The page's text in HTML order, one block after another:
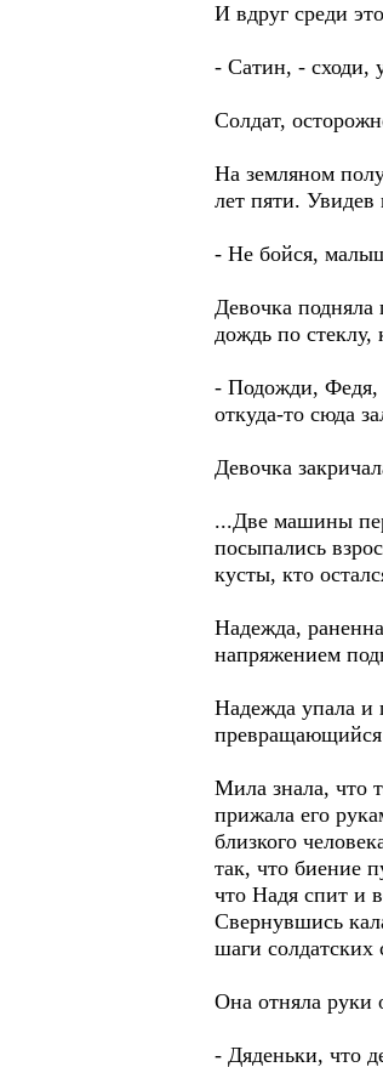
И вдруг среди
- Сатин, - сходи,
Солдат,
На земляном
лет пяти. Увидев
- Не бойся,
Девочка подняла
дождь по стеклу,
- Подожди, Федя,
откуда-то сюда
Девочка
...Две машины
посыпались
кусты, кто
Надежда,
напряжением
Надежда упала и
превращающийся
Мила знала, что
прижала его
близкого
так, что биение
что Надя спит и
Свернувшись
шаги солдатских
Она отняла руки
- Дяденьки, что